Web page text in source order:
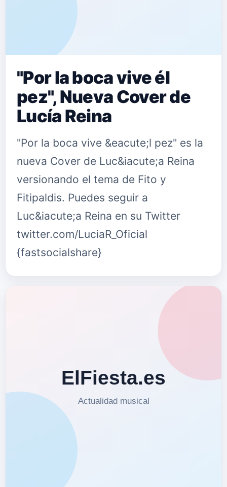
"Por la boca vive él
pez", Nueva Cover de
Lucía Reina
"Por la boca vive &eacute;l pez" es la
nueva Cover de Luc&iacute;a Reina
versionando el tema de Fito y
Fitipaldis. Puedes seguir a
Luc&iacute;a Reina en su Twitter
twitter.com/LuciaR_Oficial
{fastsocialshare}